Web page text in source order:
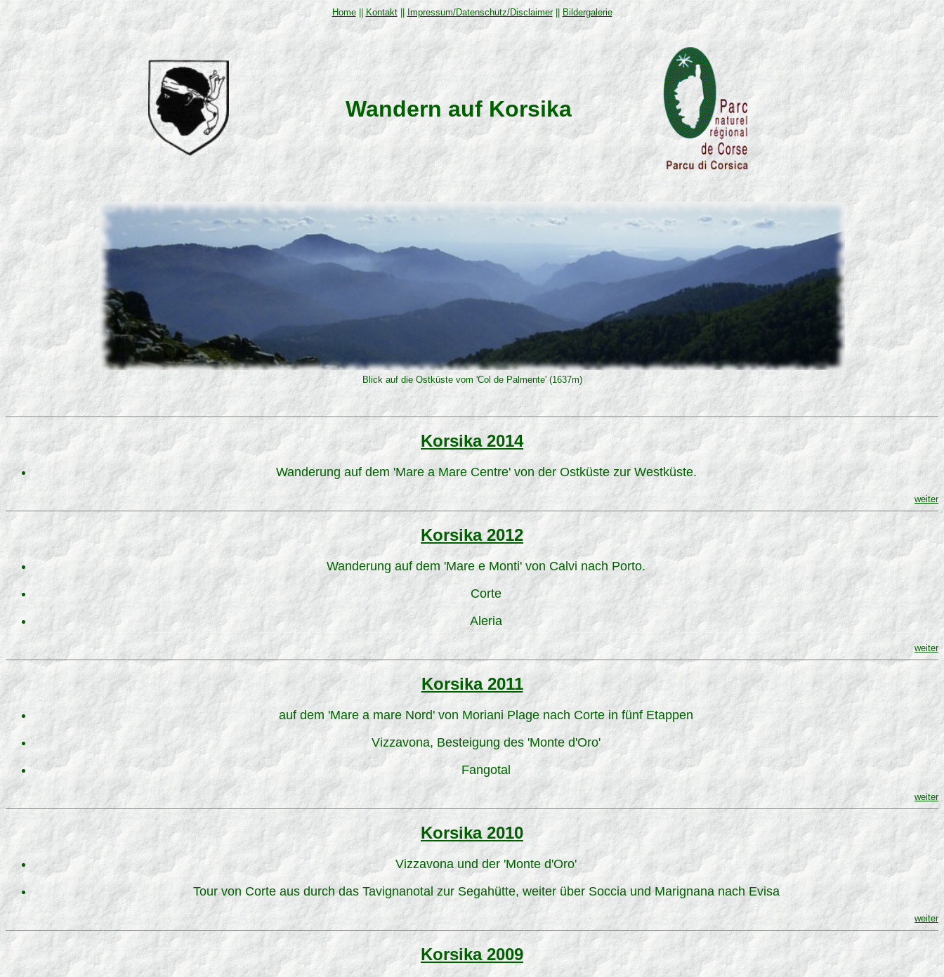
Home|| Kontakt||Impressum/Datenschutz/Disclaimer|| Bildergalerie
Wandern auf Korsika
Blick auf die Ostküste vom 'Col de Palmente' (1637m)
Korsika 2014
Wanderung auf dem 'Mare a Mare Centre' von der Ostküste zur Westküste.
weiter
Korsika 2012
Wanderung auf dem 'Mare e Monti' von Calvi nach Porto.
Corte
Aleria
weiter
Korsika 2011
auf dem 'Mare a mare Nord' von Moriani Plage nach Corte in fünf Etappen
Vizzavona, Besteigung des 'Monte d'Oro'
Fangotal
weiter
Korsika 2010
Vizzavona und der 'Monte d'Oro'
Tour von Corte aus durch das Tavignanotal zur Segahütte, weiter über Soccia und Marignana nach Evisa
weiter
Korsika 2009